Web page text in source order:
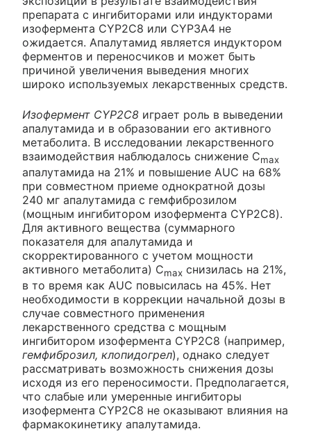
препарата с ингибиторами или индукторами
изофермента CYP2C8 или CYP3A4 не
ожидается. Апалутамид является индуктором
ферментов и переносчиков и может быть
причиной увеличения выведения многих
широко используемых лекарственных средств.
Изофермент CYP2C8 играет роль в выведении
апалутамида и в образовании его активного
метаболита. В исследовании лекарственного
взаимодействия наблюдалось снижение Cmax
апалутамида на 21% и повышение AUC на 68%
при совместном приеме однократной дозы
240 мг апалутамида с гемфиброзилом
(мощным ингибитором изофермента CYP2C8).
Для активного вещества (суммарного
показателя для апалутамида и
скорректированного с учетом мощности
активного метаболита) Cmax снизилась на 21%,
в то время как AUC повысилась на 45%. Нет
необходимости в коррекции начальной дозы в
случае совместного применения
лекарственного средства с мощным
ингибитором изофермента CYP2C8 (например,
гемфиброзил, клопидогрел), однако следует
рассматривать возможность снижения дозы
исходя из его переносимости. Предполагается,
что слабые или умеренные ингибиторы
изофермента CYP2C8 не оказывают влияния на
фармакокинетику апалутамида.